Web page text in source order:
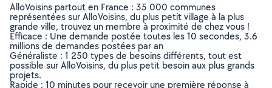
AlloVoisins partout en France : 35 000 communes
représentées sur AlloVoisins, du plus petit village à la plus
grande ville, trouvez un membre à proximité de chez vous !
Efficace : Une demande postée toutes les 10 secondes, 3.6
millions de demandes postées par an
Généraliste : 1 250 types de besoins différents, tout est
possible sur AlloVoisins, du plus petit besoin aux plus grands
projets.
Rapide : 10 minutes pour recevoir une première réponse à